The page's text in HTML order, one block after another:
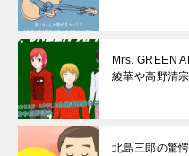
Mrs. GREEN
綾華や高野清宗
北島三郎の驚